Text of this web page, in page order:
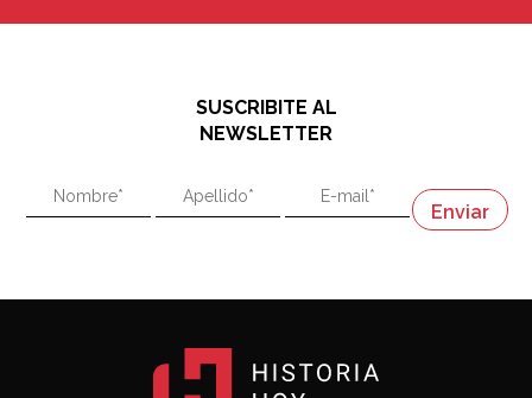
"En política, la estupidez no es una desventaja"
"En política, la estupidez no es una desventaja"
Napoleón
SUSCRIBITE AL
NEWSLETTER